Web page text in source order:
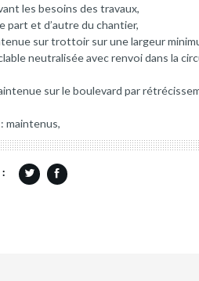
les besoins des travaux,
part et d’autre du chantier,
sur trottoir sur une largeur
neutralisée avec renvoi dans la
sur le boulevard par
maintenus,
: